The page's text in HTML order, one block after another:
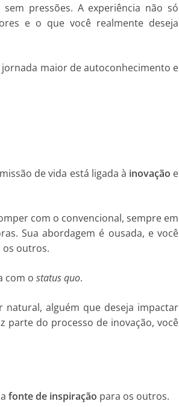
pressões. A experiência não só
e o que você realmente deseja
maior de autoconhecimento e
de vida está ligada à inovação e
com o convencional, sempre em
Sua abordagem é ousada, e você
os outros.
com o status quo.
alguém que deseja impactar
parte do processo de inovação, você
fonte de inspiração para os outros.